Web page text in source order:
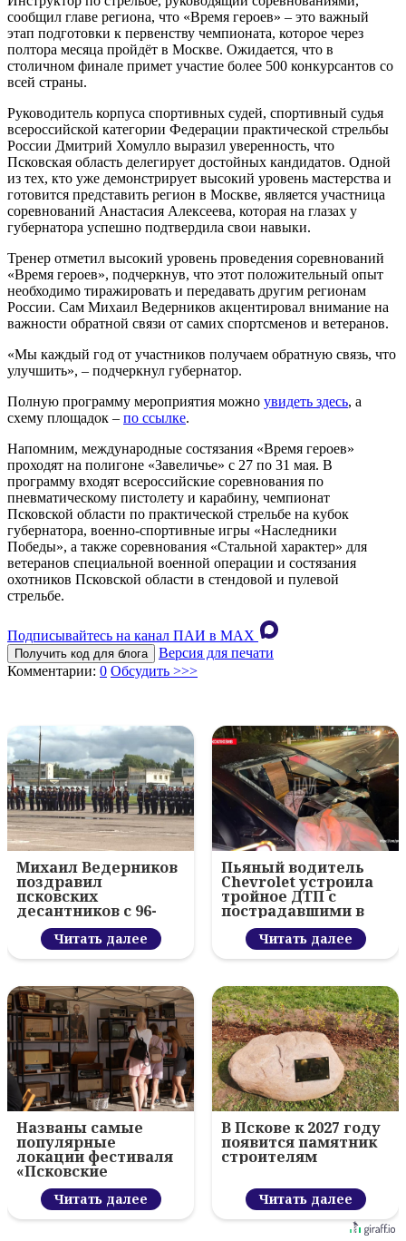
сообщил главе региона, что «Время героев» – это важный
этап подготовки к первенству чемпионата, которое через
полтора месяца пройдёт в Москве. Ожидается, что в
столичном финале примет участие более 500 конкурсантов со
всей страны.
Руководитель корпуса спортивных судей, спортивный судья
всероссийской категории Федерации практической стрельбы
России Дмитрий Хомулло выразил уверенность, что
Псковская область делегирует достойных кандидатов. Одной
из тех, кто уже демонстрирует высокий уровень мастерства и
готовится представить регион в Москве, является участница
соревнований Анастасия Алексеева, которая на глазах у
губернатора успешно подтвердила свои навыки.
Тренер отметил высокий уровень проведения соревнований
«Время героев», подчеркнув, что этот положительный опыт
необходимо тиражировать и передавать другим регионам
России. Сам Михаил Ведерников акцентировал внимание на
важности обратной связи от самих спортсменов и ветеранов.
«Мы каждый год от участников получаем обратную связь, что
улучшить», – подчеркнул губернатор.
Полную программу мероприятия можно увидеть здесь, а
схему площадок – по ссылке.
Напомним, международные состязания «Время героев»
проходят на полигоне «Завеличье» с 27 по 31 мая. В
программу входят всероссийские соревнования по
пневматическому пистолету и карабину, чемпионат
Псковской области по практической стрельбе на кубок
губернатора, военно-спортивные игры «Наследники
Победы», а также соревнования «Стальной характер» для
ветеранов специальной военной операции и состязания
охотников Псковской области в стендовой и пулевой
стрельбе.
Подписывайтесь на канал ПАИ в MAХ
Получить код для блога
Версия для печати
Комментарии: 0 Обсудить >>>
Михаил Ведерников
поздравил
псковских
десантников с 96-
летием ВДВ и
вручил награды
Читать далее
Пьяный водитель
Chevrolet устроила
тройное ДТП с
пострадавшими в
Пскове
Читать далее
Названы самые
популярные
локации фестиваля
«Псковские
каникулы»
Читать далее
В Пскове к 2027 году
появится памятник
строителям
Читать далее